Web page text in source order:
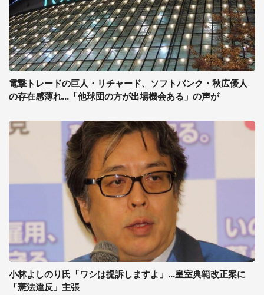
電撃トレードの巨人・リチャード、ソフトバンク・秋広優人
の存在感薄れ...「他球団の方が出場機会ある」の声が
小林よしのり氏「ワシは提訴しますよ」...皇室典範改正案に
「憲法違反」主張